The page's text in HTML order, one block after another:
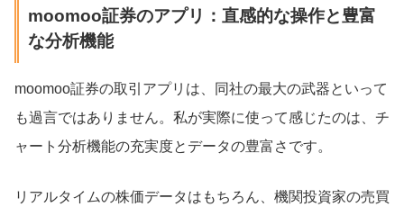
moomoo証券のアプリ：直感的な操作と豊富
な分析機能
moomoo証券の取引アプリは、同社の最大の武器といって
も過言ではありません。私が実際に使って感じたのは、チ
ャート分析機能の充実度とデータの豊富さです。
リアルタイムの株価データはもちろん、機関投資家の売買